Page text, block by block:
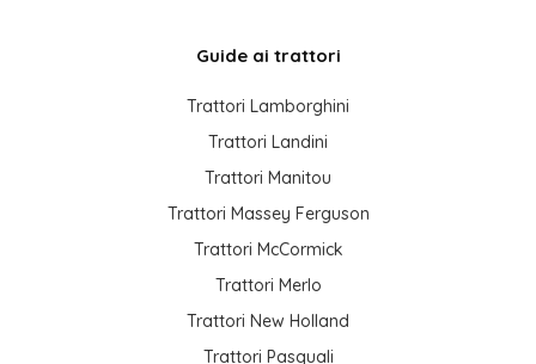
Guide ai trattori
Trattori Lamborghini
Trattori Landini
Trattori Manitou
Trattori Massey Ferguson
Trattori McCormick
Trattori Merlo
Trattori New Holland
Trattori Pasquali